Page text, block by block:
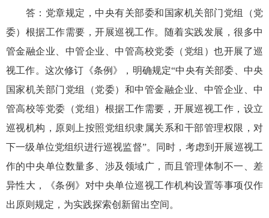
答：党章规定，中央有关部委和国家机关部门党组（党
委）根据工作需要，开展巡视工作。随着实践发展，很多中
管金融企业、中管企业、中管高校党委（党组）也开展了巡
视工作。这次修订《条例》，明确规定“中央有关部委、中央
国家机关部门党组（党委）和中管金融企业、中管企业、中
管高校等党委（党组）根据工作需要，开展巡视工作，设立
巡视机构，原则上按照党组织隶属关系和干部管理权限，对
下一级单位党组织进行巡视监督”。同时，考虑到开展巡视工
作的中央单位数量多、涉及领域广，而且管理体制不一、差
异性大，《条例》对中央单位巡视工作机构设置等事项仅作
出原则规定，为实践探索创新留出空间。